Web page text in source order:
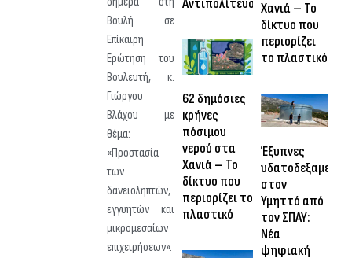
Βουλή σε
Επίκαιρη
Ερώτηση του
Βουλευτή, κ.
Γιώργου
Βλάχου με
θέμα:
«Προστασία
των
δανειοληπτών,
εγγυητών και
μικρομεσαίων
επιχειρήσεων».
Αντιπολίτευσης
62 δημόσιες
κρήνες
πόσιμου
νερού στα
Χανιά – Το
δίκτυο που
περιορίζει το
πλαστικό
Χανιά – Το
δίκτυο που
περιορίζει
το πλαστικό
Έξυπνες
υδατοδεξαμενές
στον
Υμηττό από
τον ΣΠΑΥ:
Νέα
ψηφιακή